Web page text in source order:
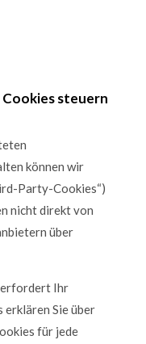
Cookies steuern
können wir
Party-Cookies“)
nicht direkt von
über
erfordert Ihr
erklären Sie über
für jede